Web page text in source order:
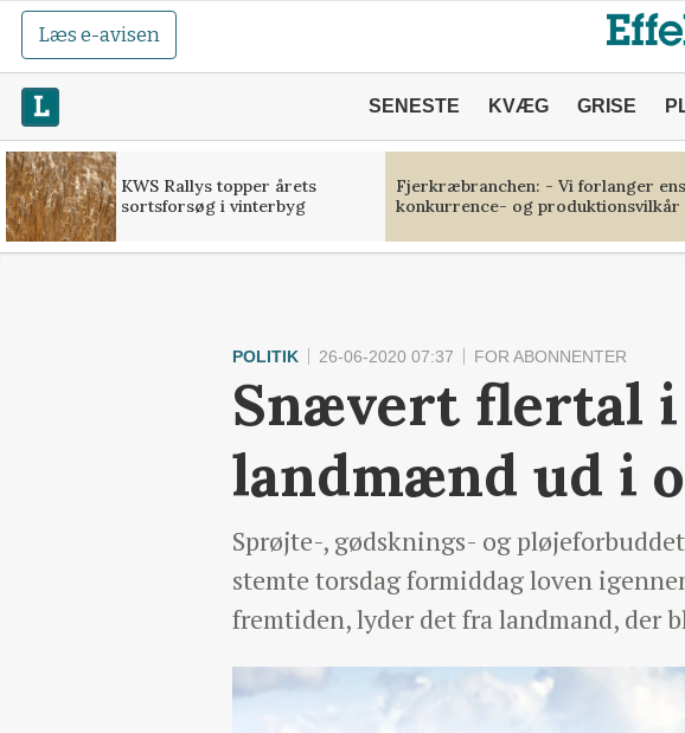
Læs e-avisen
SENESTE KVÆG GRISE
KWS Rallys topper årets
sortsforsøg i vinterbyg
Fjerkræbranchen: - Vi forlanger ens
konkurrence- og produktionsvilkår
POLITIK 26-06-2020 07:37 FOR ABONNENTER
Snævert flertal
landmænd ud i
Sprøjte-, gødsknings- og
stemte torsdag formiddag loven
fremtiden, lyder det fra landmand, der